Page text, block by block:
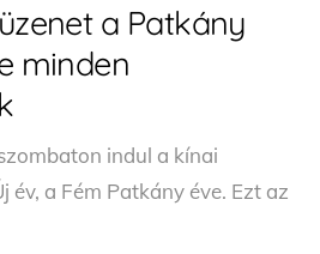
a Patkány
minden
indul a kínai
év, a Fém Patkány éve. Ezt az